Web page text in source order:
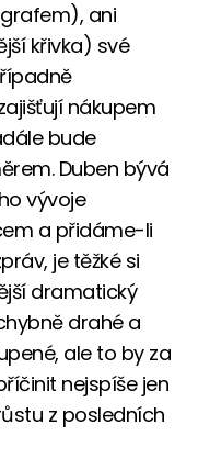
ani
křivka) své
nákupem
bude
Duben bývá
vývoje
a přidáme-li
je těžké si
dramatický
drahé a
ale to by za
nejspíše jen
z posledních